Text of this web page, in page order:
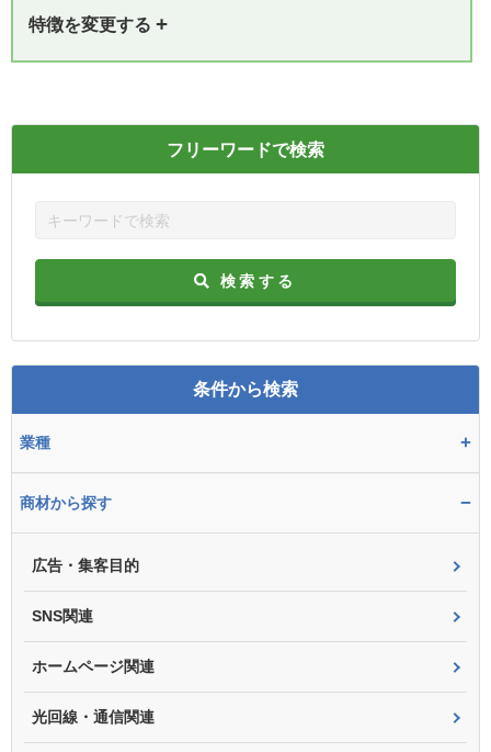
特徴を変更する +
フリーワードで検索
検索する
条件から検索
業種 +
商材から探す −
広告・集客目的
SNS関連
ホームページ関連
光回線・通信関連